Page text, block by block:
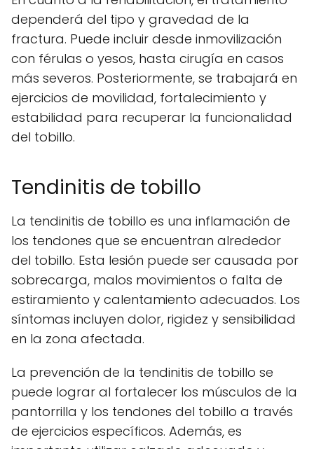
dependerá del tipo y gravedad de la
fractura. Puede incluir desde inmovilización
con férulas o yesos, hasta cirugía en casos
más severos. Posteriormente, se trabajará en
ejercicios de movilidad, fortalecimiento y
estabilidad para recuperar la funcionalidad
del tobillo.
Tendinitis de tobillo
La tendinitis de tobillo es una inflamación de
los tendones que se encuentran alrededor
del tobillo. Esta lesión puede ser causada por
sobrecarga, malos movimientos o falta de
estiramiento y calentamiento adecuados. Los
síntomas incluyen dolor, rigidez y sensibilidad
en la zona afectada.
La prevención de la tendinitis de tobillo se
puede lograr al fortalecer los músculos de la
pantorrilla y los tendones del tobillo a través
de ejercicios específicos. Además, es